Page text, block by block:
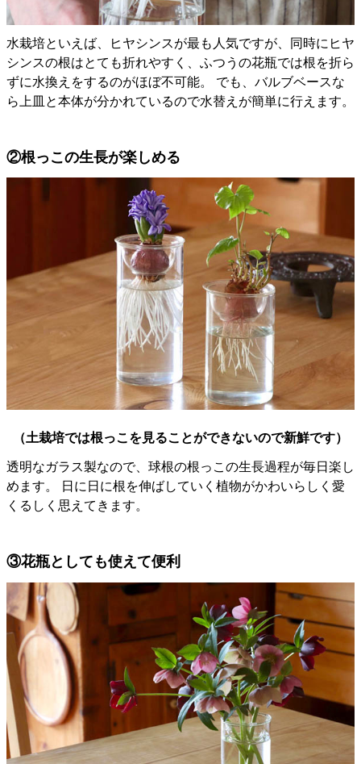
水栽培といえば、ヒヤシンスが最も人気ですが、同時にヒヤ
シンスの根はとても折れやすく、ふつうの花瓶では根を折ら
ずに水換えをするのがほぼ不可能。 でも、バルブベースな
ら上皿と本体が分かれているので水替えが簡単に行えます。
②根っこの生長が楽しめる
（土栽培では根っこを見ることができないので新鮮です）
透明なガラス製なので、球根の根っこの生長過程が毎日楽し
めます。 日に日に根を伸ばしていく植物がかわいらしく愛
くるしく思えてきます。
③花瓶としても使えて便利